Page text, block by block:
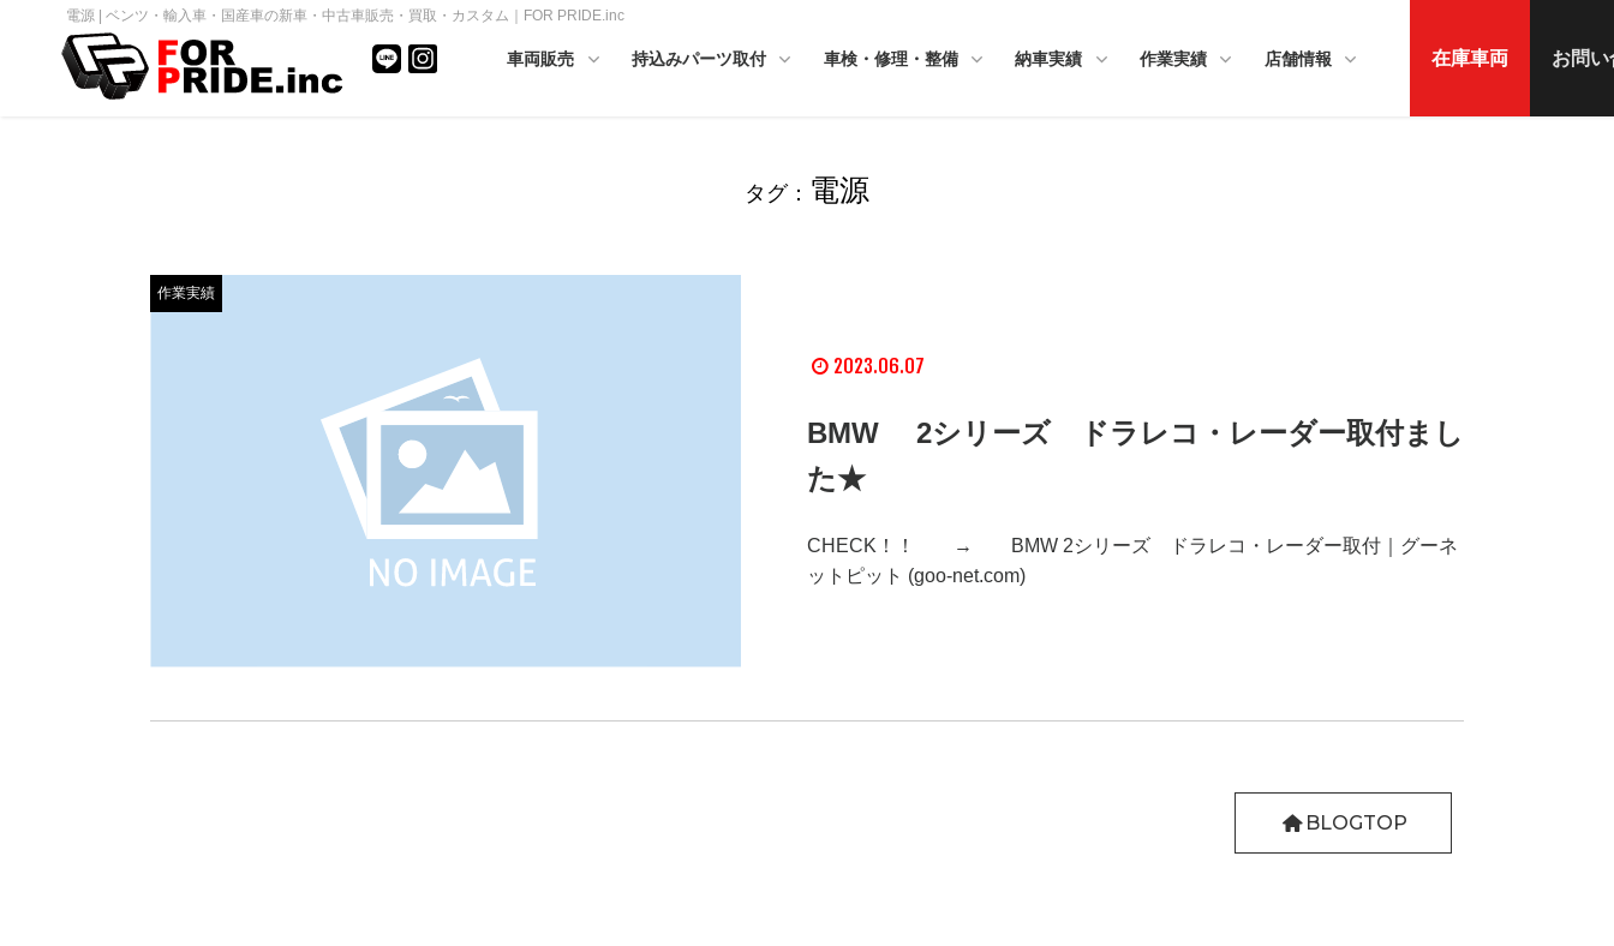
電源 | ベンツ・輸入車・国産車の新車・中古車販売・買取・カスタム｜FOR PRIDE.inc
車両販売 持込みパーツ取付 車検・修理・整備 納車実績 作業実績 店舗情報 在庫車両 お問
タグ： 電源
作業実績
2023.06.07
BMW 2シリーズ ドラレコ・レーダー取付まし
た★
CHECK！！ → BMW 2シリーズ ドラレコ・レーダー取付｜グーネ
ットピット (goo-net.com)
BLOGTOP